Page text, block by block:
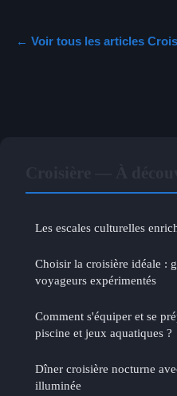
← Voir tous les articles
Les escales culturelles
Choisir la croisière idéale :
voyageurs expérimentés
Comment s'équiper et se
piscine et jeux aquatiques ?
Dîner croisière nocturne
illuminée